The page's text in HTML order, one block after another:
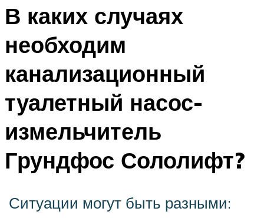
В каких случаях
необходим
канализационный
туалетный насос-
измельчитель
Грундфос Сололифт?
Ситуации могут быть разными: